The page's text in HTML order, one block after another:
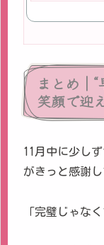
まとめ｜
笑顔で迎
11月中に少し
がきっと感謝し
「完璧じゃな